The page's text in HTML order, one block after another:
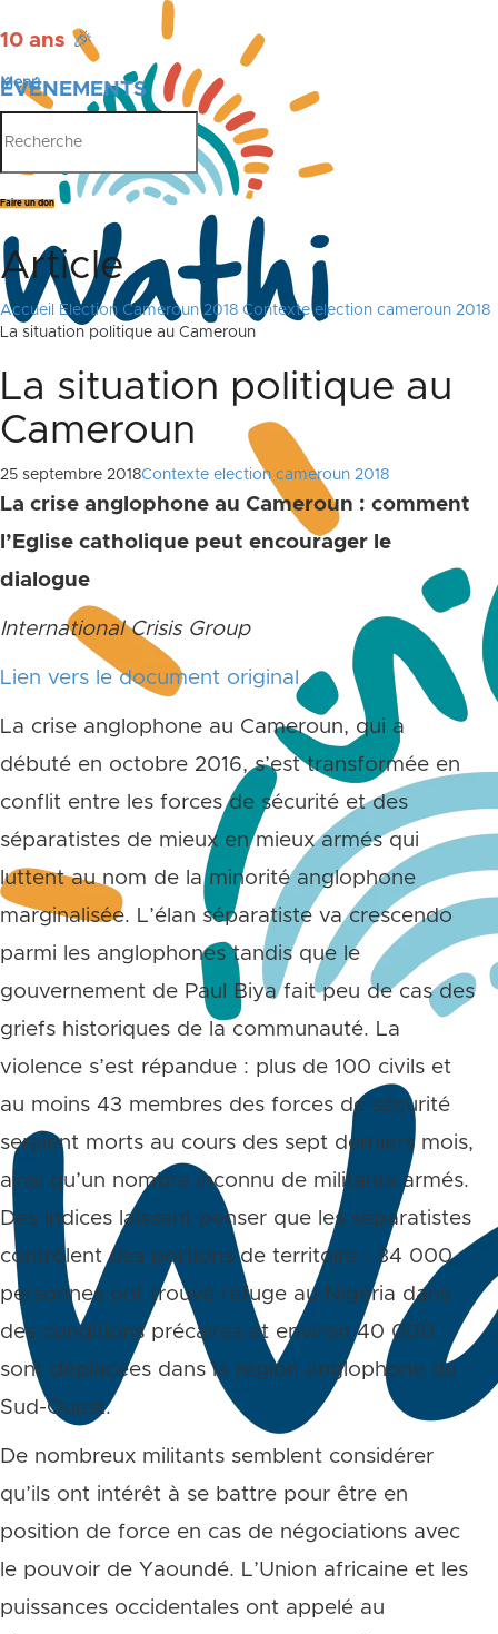
10 ans 🎉
ÉVÉNEMENTS
PUBLICATIONS
Menu
Faire un don
Article
Accueil Election Cameroun 2018 Contexte election cameroun 2018
La situation politique au Cameroun
La situation politique au
Cameroun
25 septembre 2018Contexte election cameroun 2018
La crise anglophone au Cameroun : comment
l’Eglise catholique peut encourager le
dialogue
International Crisis Group
Lien vers le document original
La crise anglophone au Cameroun, qui a
débuté en octobre 2016, s’est transformée en
conflit entre les forces de sécurité et des
séparatistes de mieux en mieux armés qui
luttent au nom de la minorité anglophone
marginalisée. L’élan séparatiste va crescendo
parmi les anglophones tandis que le
gouvernement de Paul Biya fait peu de cas des
griefs historiques de la communauté. La
violence s’est répandue : plus de 100 civils et
au moins 43 membres des forces de sécurité
seraient morts au cours des sept derniers mois,
ainsi qu’un nombre inconnu de militants armés.
Des indices laissent penser que les séparatistes
contrôlent des portions de territoire ; 34 000
personnes ont trouvé refuge au Nigéria dans
des conditions précaires et environ 40 000
sont déplacées dans la région anglophone du
Sud-Ouest.
De nombreux militants semblent considérer
qu’ils ont intérêt à se battre pour être en
position de force en cas de négociations avec
le pouvoir de Yaoundé. L’Union africaine et les
puissances occidentales ont appelé au